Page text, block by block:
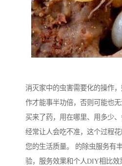
消灭家中的虫害需要化的操作
作才能事半功倍，否则可能也
买来了药，用在哪里、用多少、
经常让人会吃不准，这个过程
您的生活质量。 的除虫服务有
验，服务效果和个人DIY相比